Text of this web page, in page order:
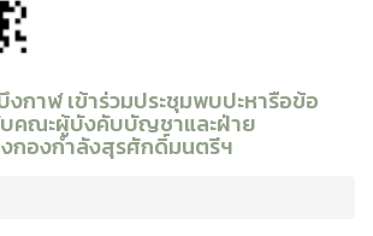
กาฬ เข้าร่วมประชุมพบปะหารือข้อ
บคณะผู้บังคับบัญชาและฝ่าย
กองกำลังสุรศักดิ์มนตรีฯ